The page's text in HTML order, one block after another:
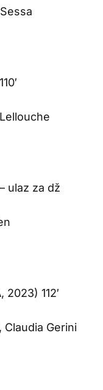
ulaz za dž
2023) 112′
Claudia Gerini